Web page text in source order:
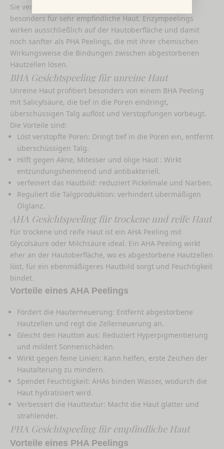
Sie verursachen kaum Irritationen und eignen sich
besonders für sehr empfindliche Haut. Enzympeelings
wirken ausschließlich auf der Hautoberfläche und damit
noch sanfter als PHA Peelings, die mit ihrer chemischen
Wirkungsweise die Bindungen zwischen abgestorbenen
Hautzellen lösen.
BHA Gesichtspeeling für unreine Haut
Unreine Haut profitiert besonders von einem BHA Peeling
mit Salicylsäure, die tief in die Poren eindringt,
überschüssigen Talg auflöst und Verstopfungen vorbeugt.
Die Vorteile sind:
Löst verstopfte Poren: Dringt tief in die Poren ein, entfernt
überschüssigen Talg.
Hilft gegen Akne, Mitesser und ölige Haut : Wirkt
entzündungshemmend und antibakteriell.
verfeinert das Hautbild: reduziert Pickelmale und Narben.
Reguliert die Talgproduktion: verhindert übermäßigen
Ölglanz.
AHA Gesichtspeeling für trockene und reife Haut
Für trockene und reife Haut ist ein AHA Peeling mit
Glycolsäure oder Milchsäure ideal. Ein AHA Peeling wirkt
eher an der Hautoberfläche, wo es abgestorbene Hautzellen
löst, für ein ebenmäßigeres Hautbild sorgt und Feuchtigkeit
bindet.
Vorteile eines AHA Peelings
Fördert die Hauterneuerung: Entfernt abgestorbene
Hautzellen und regt die Zellerneuerung an.
Gleicht den Hautton aus: Reduziert Hyperpigmentierung
und mildert Sonnenschäden.
Wirkt gegen feine Linien: Kann helfen, erste Zeichen der
Hautalterung zu mindern.
Spendet Feuchtigkeit: AHAs binden Wasser, wodurch die
Haut hydratisiert wird.
Verbessert die Hauttextur: Macht die Haut glatter und
strahlender.
PHA Gesichtspeeling für empfindliche Haut
Vorteile eines PHA Peelings